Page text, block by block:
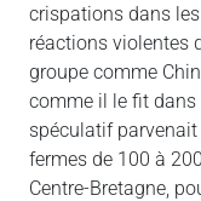
crispations dans
réactions violentes
groupe comme
comme il le fit dans
spéculatif
fermes de 100 à
Centre-Bretagne,